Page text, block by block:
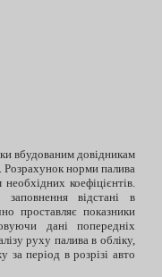
вбудованим довідникам
Розрахунок норми палива
коефіцієнтів.
відстані в
проставляє показники
дані попередніх
руху палива в обліку,
за період в розрізі авто